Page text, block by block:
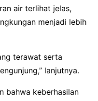
air terlihat jelas,
menjadi lebih
terawat serta
lanjutnya.
bahwa keberhasilan